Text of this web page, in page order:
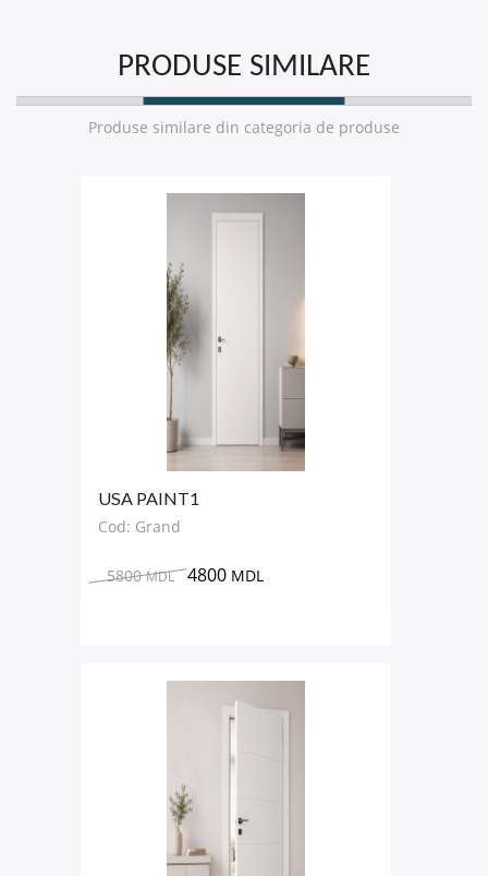
PRODUSE SIMILARE
Produse similare din categoria de produse
USA PAINT1
Cod: Grand
5800MDL 4800 MDL